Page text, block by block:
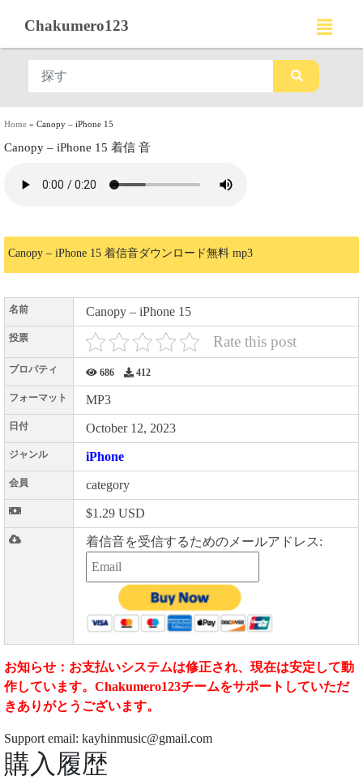
Chakumero123
Home » Canopy – iPhone 15
Canopy – iPhone 15 着信 音
Canopy – iPhone 15 着信音ダウンロード無料 mp3
名前 Canopy – iPhone 15
投票 Rate this post
プロパティ 686 412
フォーマット MP3
日付 October 12, 2023
ジャンル iPhone
会員 category
$1.29 USD
着信音を受信するためのメールアドレス:
お知らせ：お支払いシステムは修正され、現在は安定して動
作しています。Chakumero123チームをサポートしていただ
きありがとうございます。
Support email: kayhinmusic@gmail.com
購入履歴